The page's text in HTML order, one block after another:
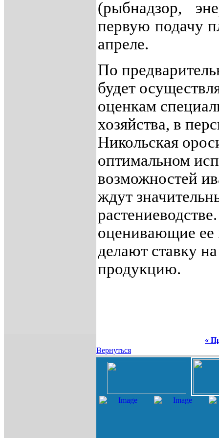
(рыбнадзор,
первую подачу
апреле.
По
будет
оценкам
хозяйства, в
Никольская
оптимальном
возможностей
ждут
оценивающие ее
делают ставку
продукцию.
«
Вернуться